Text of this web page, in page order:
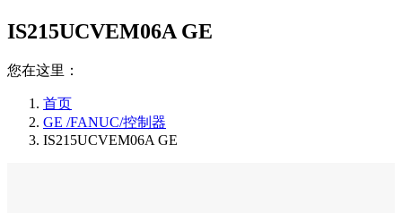
IS215UCVEM06A GE
您在这里：
首页
GE /FANUC/控制器
IS215UCVEM06A GE